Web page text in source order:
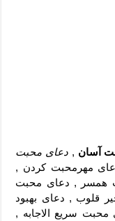
آسان , دعای محبت
مهرمحبت کردن ,
همسر , دعای محبت
قلوب , دعای بهبود
سریع الاجابه ,